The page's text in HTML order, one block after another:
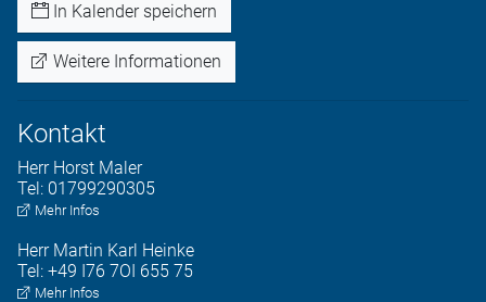
In Kalender speichern
Weitere Informationen
Kontakt
Herr Horst Maler
Tel: 01799290305
Mehr Infos
Herr Martin Karl Heinke
Tel: +49 I76 7OI 655 75
Mehr Infos